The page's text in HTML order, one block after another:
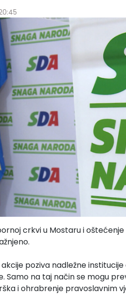
crkvi u Mostaru i
poziva nadležne
Samo na taj način se mogu
i ohrabrenje pravoslavnim